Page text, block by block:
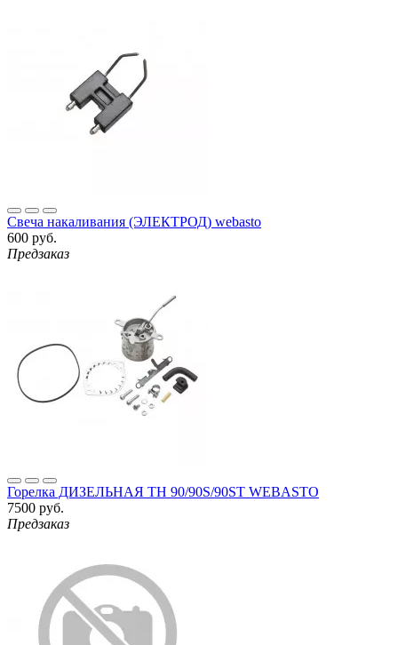
Свеча накаливания (ЭЛЕКТРОД) webasto
600 руб.
Предзаказ
Горелка ДИЗЕЛЬНАЯ TH 90/90S/90ST WEBASTO
7500 руб.
Предзаказ